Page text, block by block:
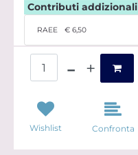
Contributi addizionali
RAEE € 6,50
Wishlist Confronta